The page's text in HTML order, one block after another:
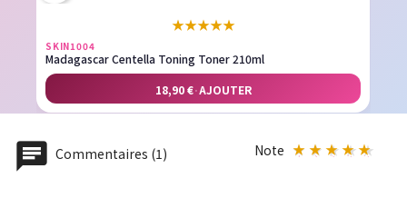
★★★★★
SKIN1004
Madagascar Centella Toning Toner 210ml
18,90 €·AJOUTER
Commentaires (1) Note